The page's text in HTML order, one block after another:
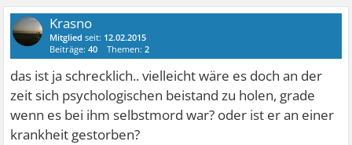
Krasno
Mitglied seit: 12.02.2015
Beiträge:40 Themen:2
das ist ja schrecklich.. vielleicht wäre es doch an der
zeit sich psychologischen beistand zu holen, grade
wenn es bei ihm selbstmord war? oder ist er an einer
krankheit gestorben?